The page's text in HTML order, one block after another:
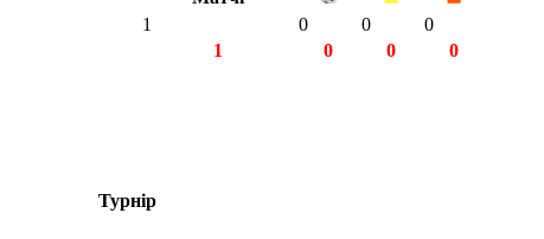
1 0 0
0
1 0 0 0
Турнір